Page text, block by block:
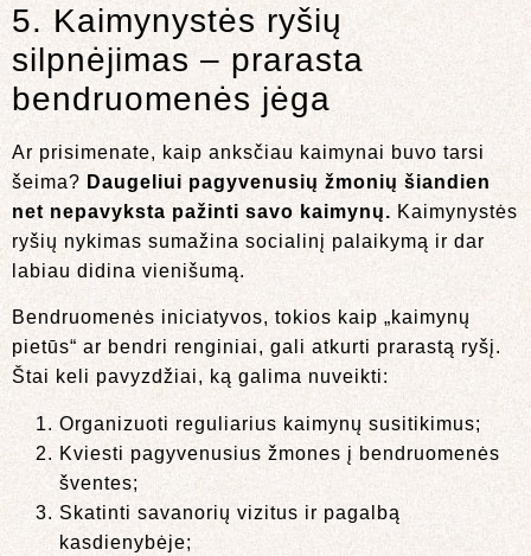
5. Kaimynystės ryšių
silpnėjimas – prarasta
bendruomenės jėga
Ar prisimenate, kaip anksčiau kaimynai buvo tarsi
šeima? Daugeliui pagyvenusių žmonių šiandien
net nepavyksta pažinti savo kaimynų. Kaimynystės
ryšių nykimas sumažina socialinį palaikymą ir dar
labiau didina vienišumą.
Bendruomenės iniciatyvos, tokios kaip „kaimynų
pietūs“ ar bendri renginiai, gali atkurti prarastą ryšį.
Štai keli pavyzdžiai, ką galima nuveikti:
Organizuoti reguliarius kaimynų susitikimus;
Kviesti pagyvenusius žmones į bendruomenės
šventes;
Skatinti savanorių vizitus ir pagalbą
kasdienybėje;